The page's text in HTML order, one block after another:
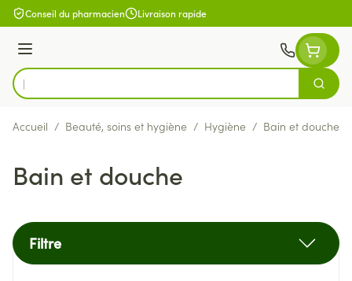
Aller au contenu
Conseil du pharmacien Livraison rapide
Menu
Rechercher
Accueil / Beauté, soins et hygiène / Hygiène / Bain et douche
Bain et douche
Filtre